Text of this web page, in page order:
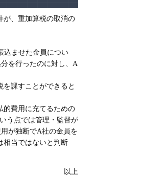
が、重加算税の取消の
込ませた金員につい
を行ったのに対し、A
課すことができると
的費用に充てるための
う点では管理・監督が
が独断でA社の金員を
相当ではないと判断
以上